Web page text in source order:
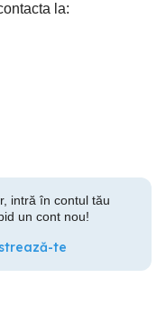
la:
intră în contul tău
un cont nou!
te